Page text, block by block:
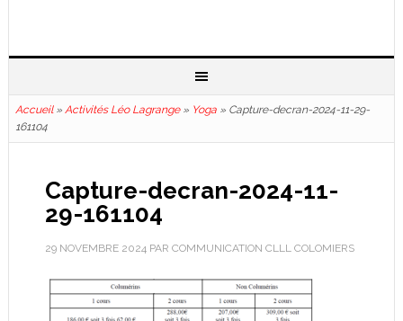
Accueil» Activités Léo Lagrange» Yoga» Capture-decran-2024-11-29-
161104
Capture-decran-2024-11-
29-161104
29 NOVEMBRE 2024PAR COMMUNICATION CLLL COLOMIERS